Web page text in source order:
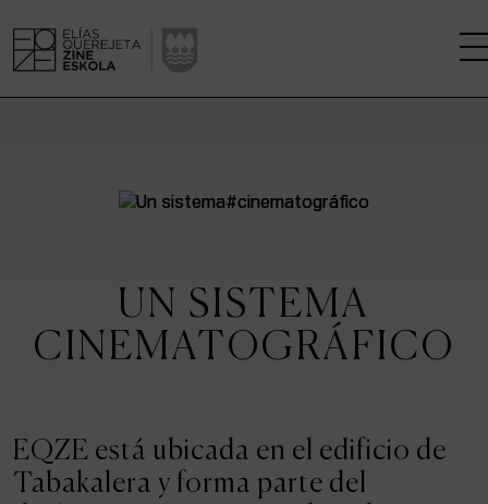
CENTRO DE INVESTIGACIÓN
KINOFABRIKA
LA CASA DEL CINE
ACTUALIDAD
UN SISTEMA
CINEMATOGRÁFICO
EQZE está ubicada en el edificio de
Tabakalera y forma parte del